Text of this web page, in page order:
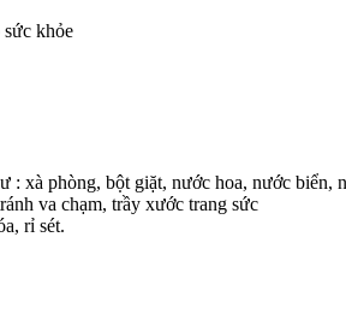
khỏe
: xà phòng, bột giặt, nước hoa, nước biển,
va chạm, trầy xước trang sức
rỉ sét.